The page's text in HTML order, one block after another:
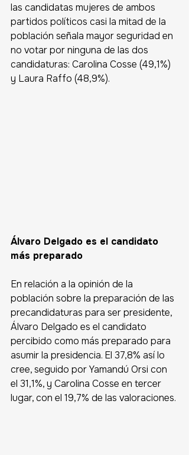
las candidatas mujeres de ambos
partidos políticos casi la mitad de la
población señala mayor seguridad en
no votar por ninguna de las dos
candidaturas: Carolina Cosse (49,1%)
y Laura Raffo (48,9%).
Álvaro Delgado es el candidato
más preparado
En relación a la opinión de la
población sobre la preparación de las
precandidaturas para ser presidente,
Álvaro Delgado es el candidato
percibido como más preparado para
asumir la presidencia. El 37,8% así lo
cree, seguido por Yamandú Orsi con
el 31,1%, y Carolina Cosse en tercer
lugar, con el 19,7% de las valoraciones.